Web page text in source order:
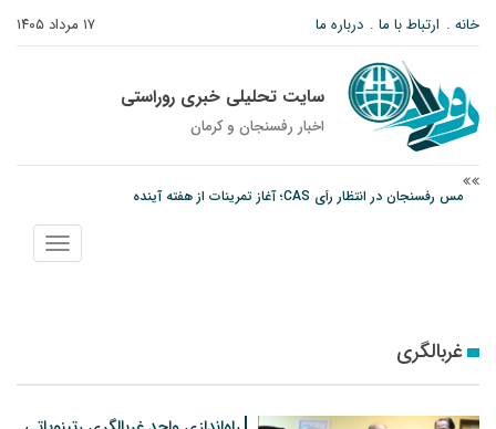
۱۷ مرداد ۱۴۰۵ خانه ارتباط با ما درباره ما
سایت تحلیلی خبری روراستی
اخبار رفسنجان و كرمان
پیام رئیس کل دادگستری استان کرمان به مناسبت ۱۷ مردادماه سالروز شهادت شهید
نمایش
منو
غربالگری